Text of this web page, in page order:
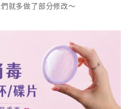
就多做了部分修改～